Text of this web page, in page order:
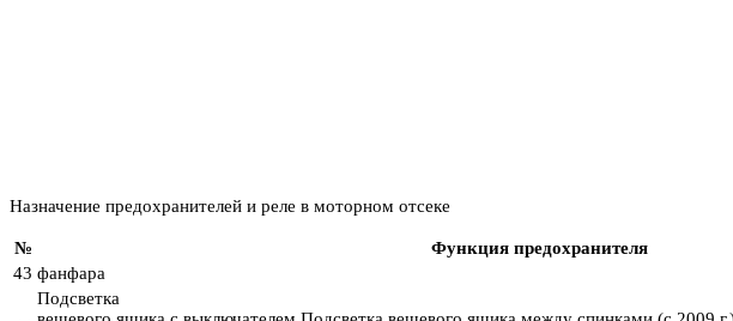
Назначение предохранителей и реле в моторном отсеке
№ Функция предохранителя
43 фанфара
Подсветка